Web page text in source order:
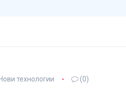
Нови технологии (0)